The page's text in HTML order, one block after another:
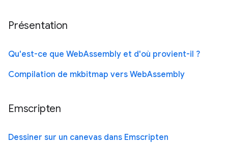
Présentation
Qu'est-ce que WebAssembly et d'où provient-il ?
Compilation de mkbitmap vers WebAssembly
Emscripten
Dessiner sur un canevas dans Emscripten